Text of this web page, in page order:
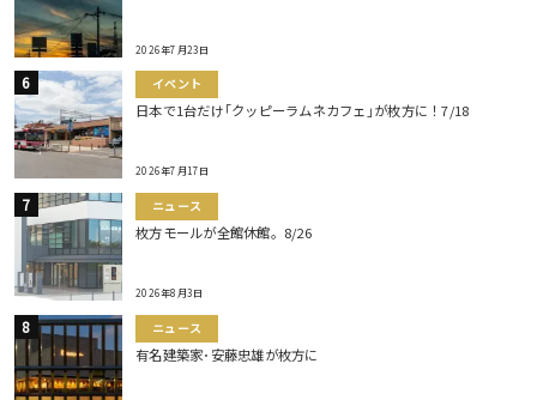
2026年7月23日
イベント
日本で1台だけ｢クッピーラムネカフェ｣が枚方に！7/18
2026年7月17日
ニュース
枚方モールが全館休館。8/26
2026年8月3日
ニュース
有名建築家･安藤忠雄が枚方に